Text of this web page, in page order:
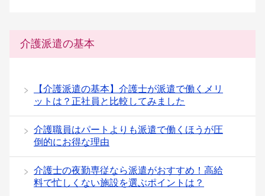
介護派遣の基本
【介護派遣の基本】介護士が派遣で働くメリ
ットは？正社員と比較してみました
介護職員はパートよりも派遣で働くほうが圧
倒的にお得な理由
介護士の夜勤専従なら派遣がおすすめ！高給
料で忙しくない施設を選ぶポイントは？